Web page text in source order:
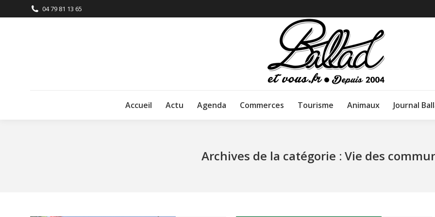
04 79 81 13 65
Accueil Actu Agenda Commerces Tourisme Animaux Journal
Archives de la catégorie : Vie des